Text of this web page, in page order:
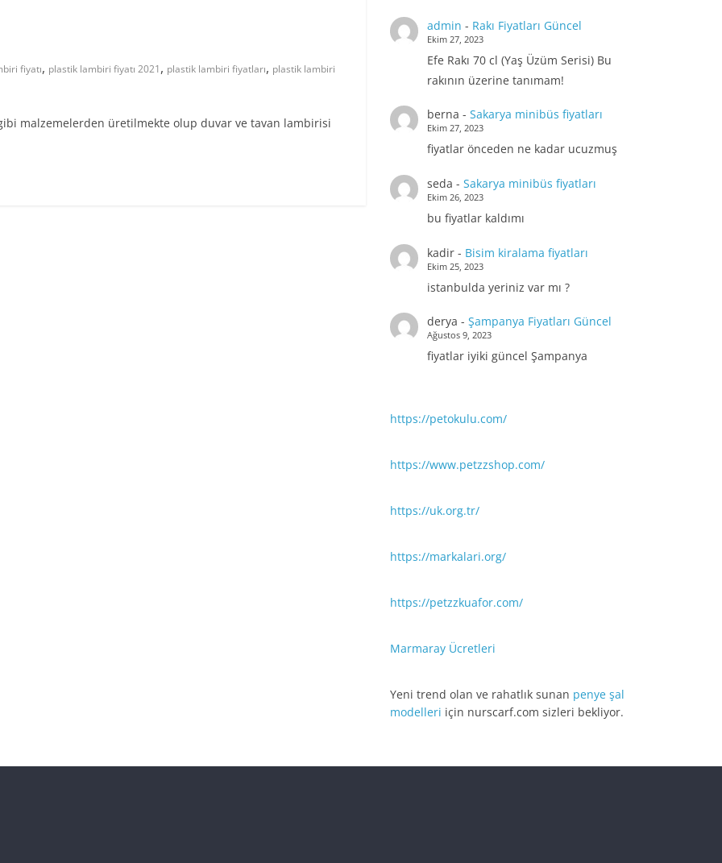
fiyatı, plastik lambiri fiyatı 2021, plastik lambiri fiyatları, plastik lambiri
malzemelerden üretilmekte olup duvar ve tavan lambirisi
admin - Rakı Fiyatları Güncel
Ekim 27, 2023
Efe Rakı 70 cl (Yaş Üzüm Serisi) Bu
rakının üzerine tanımam!
berna - Sakarya minibüs fiyatları
Ekim 27, 2023
fiyatlar önceden ne kadar ucuzmuş
seda - Sakarya minibüs fiyatları
Ekim 26, 2023
bu fiyatlar kaldımı
kadir- Bisim kiralama fiyatları
Ekim 25, 2023
istanbulda yeriniz var mı ?
derya - Şampanya Fiyatları Güncel
Ağustos 9, 2023
fiyatlar iyiki güncel Şampanya
https://petokulu.com/
https://www.petzzshop.com/
https://uk.org.tr/
https://markalari.org/
https://petzzkuafor.com/
Marmaray Ücretleri
Yeni trend olan ve rahatlık sunan penye şal
modelleri için nurscarf.com sizleri bekliyor.